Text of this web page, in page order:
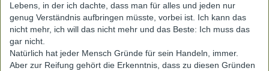
Lebens, in der ich dachte, dass man für alles und jeden nur
genug Verständnis aufbringen müsste, vorbei ist. Ich kann das
nicht mehr, ich will das nicht mehr und das Beste: Ich muss das
gar nicht.
Natürlich hat jeder Mensch Gründe für sein Handeln, immer.
Aber zur Reifung gehört die Erkenntnis, dass zu diesen Gründen